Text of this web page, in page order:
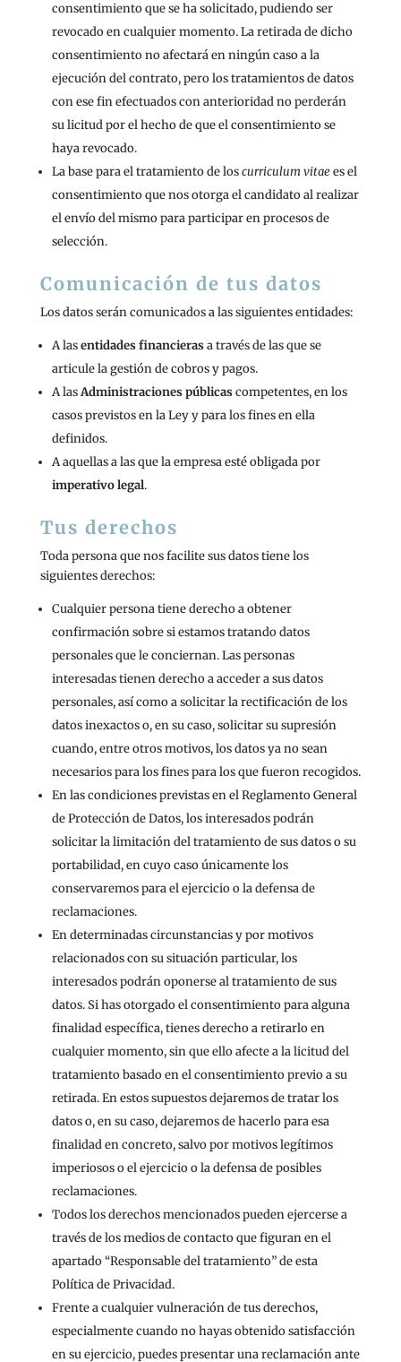
consentimiento que se ha solicitado, pudiendo ser
revocado en cualquier momento. La retirada de dicho
consentimiento no afectará en ningún caso a la
ejecución del contrato, pero los tratamientos de datos
con ese fin efectuados con anterioridad no perderán
su licitud por el hecho de que el consentimiento se
haya revocado.
La base para el tratamiento de loscurriculum vitaees el
consentimiento que nos otorga el candidato al realizar
el envío del mismo para participar en procesos de
selección.
Comunicación de tus datos
Los datos serán comunicados a las siguientes entidades:
A lasentidades financierasa través de las que se
articule la gestión de cobros y pagos.
A lasAdministraciones públicascompetentes, en los
casos previstos en la Ley y para los fines en ella
definidos.
A aquellas a las que la empresa esté obligada por
imperativo legal.
Tus derechos
Toda persona que nos facilite sus datos tiene los
siguientes derechos:
Cualquier persona tiene derecho a obtener
confirmación sobre si estamos tratando datos
personales que le conciernan. Las personas
interesadas tienen derecho a acceder a sus datos
personales, así como a solicitar la rectificación de los
datos inexactos o, en su caso, solicitar su supresión
cuando, entre otros motivos, los datos ya no sean
necesarios para los fines para los que fueron recogidos.
En las condiciones previstas en el Reglamento General
de Protección de Datos, los interesados podrán
solicitar la limitación del tratamiento de sus datos o su
portabilidad, en cuyo caso únicamente los
conservaremos para el ejercicio o la defensa de
reclamaciones.
En determinadas circunstancias y por motivos
relacionados con su situación particular, los
interesados podrán oponerse al tratamiento de sus
datos. Si has otorgado el consentimiento para alguna
finalidad específica, tienes derecho a retirarlo en
cualquier momento, sin que ello afecte a la licitud del
tratamiento basado en el consentimiento previo a su
retirada. En estos supuestos dejaremos de tratar los
datos o, en su caso, dejaremos de hacerlo para esa
finalidad en concreto, salvo por motivos legítimos
imperiosos o el ejercicio o la defensa de posibles
reclamaciones.
Todos los derechos mencionados pueden ejercerse a
través de los medios de contacto que figuran en el
apartado “Responsable del tratamiento” de esta
Política de Privacidad.
Frente a cualquier vulneración de tus derechos,
especialmente cuando no hayas obtenido satisfacción
en su ejercicio, puedes presentar una reclamación ante